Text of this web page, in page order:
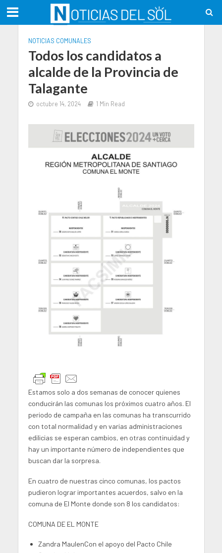
NOTICIAS COMUNALES
Todos los candidatos a
alcalde de la Provincia de
Talagante
octubre 14, 2024 1 Min Read
Estamos solo a dos semanas de conocer quienes
conducirán las comunas los próximos cuatro años. El
periodo de campaña en las comunas ha transcurrido
con total normalidad y en varias administraciones
edilicias se esperan cambios, en otras continuidad y
hay un importante número de independientes que
buscan dar la sorpresa.
En cuatro de nuestras cinco comunas, los pactos
pudieron lograr importantes acuerdos, salvo en la
comuna de El Monte donde son 8 los candidatos:
COMUNA DE EL MONTE
Zandra MaulenCon el apoyo del Pacto Chile